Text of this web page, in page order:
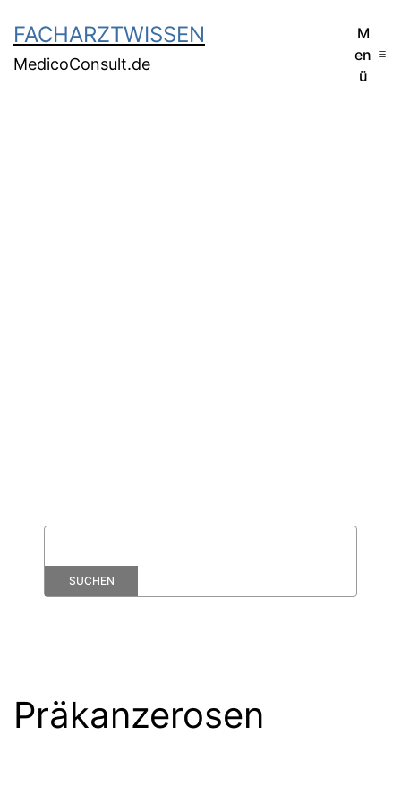
FACHARZTWISSEN
MedicoConsult.de
M
en
ü
Präkanzerosen